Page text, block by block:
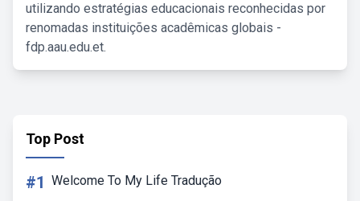
utilizando estratégias educacionais reconhecidas por
renomadas instituições acadêmicas globais -
fdp.aau.edu.et.
Top Post
#1 Welcome To My Life Tradução